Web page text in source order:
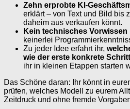
Zehn erprobte KI-
erklärt – von Text und Bild bis
daheim aus verkaufen könnt.
Kein technisches Vorwissen
keinerlei
Zu jeder Idee erfahrt ihr,
wie der erste konkrete
ihr in kleinen Etappen starten
Das Schöne daran: Ihr könnt in
prüfen, welches Modell zu eurem
Zeitdruck und ohne fremde